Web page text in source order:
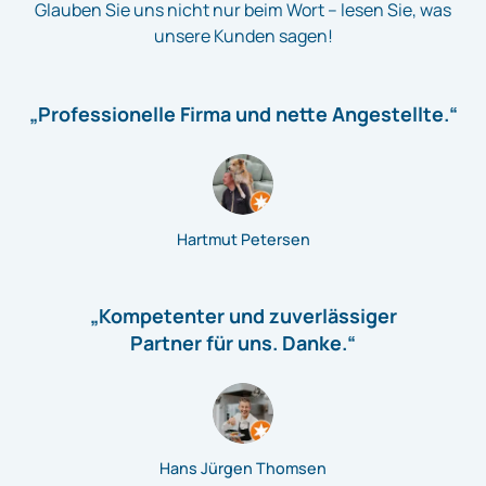
Glauben Sie uns nicht nur beim Wort – lesen Sie, was
unsere Kunden sagen!
„Professionelle Firma und nette Angestellte.“
Hartmut Petersen
„Kompetenter und zuverlässiger
Partner für uns. Danke.“
Hans Jürgen Thomsen